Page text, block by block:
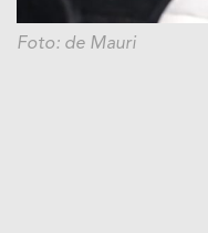
Foto: de Mauri